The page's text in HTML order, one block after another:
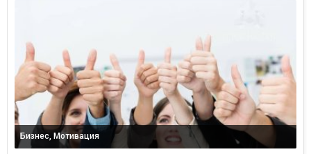
Бизнес, Мотивация